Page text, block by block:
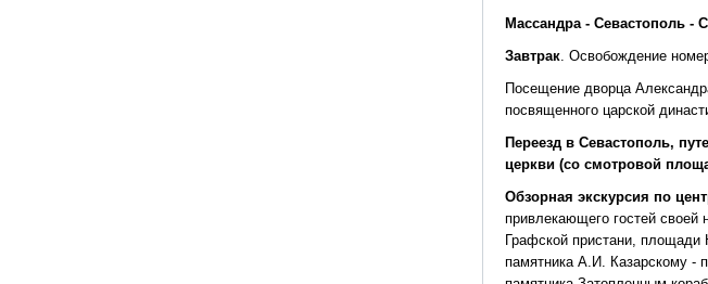
Массандра - Севастополь -
Завтрак. Освобождение
Посещение дворца
посвященного царской
Переезд в Севастополь,
церкви (со смотровой
Обзорная экскурсия по
привлекающего гостей своей
Графской пристани, площади
памятника А.И. Казарскому -